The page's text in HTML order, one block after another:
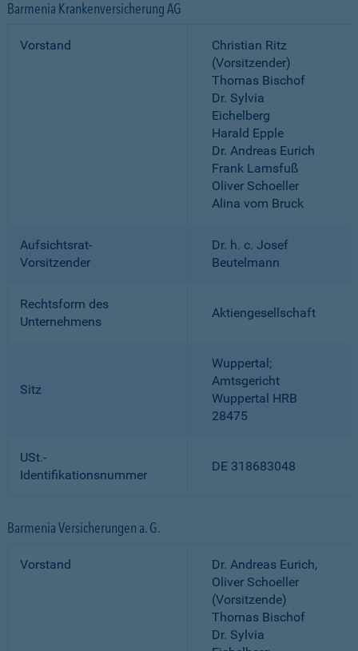
Barmenia Krankenversicherung AG
Vorstand
Christian Ritz
(Vorsitzender)
Thomas Bischof
Dr. Sylvia
Eichelberg
Harald Epple
Dr. Andreas Eurich
Frank Lamsfuß
Oliver Schoeller
Alina vom Bruck
Aufsichtsrat-
Vorsitzender
Dr. h. c. Josef
Beutelmann
Rechtsform des
Unternehmens
Aktiengesellschaft
Sitz
Wuppertal;
Amtsgericht
Wuppertal HRB
28475
USt.-
Identifikationsnummer
DE 318683048
Barmenia Versicherungen a. G.
Vorstand
Dr. Andreas Eurich,
Oliver Schoeller
(Vorsitzende)
Thomas Bischof
Dr. Sylvia